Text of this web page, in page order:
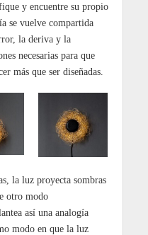
y encuentre su propio
se vuelve compartida
la deriva y la
necesarias para que
más que ser diseñadas.
la luz proyecta sombras
otro modo
así una analogía
modo en que la luz